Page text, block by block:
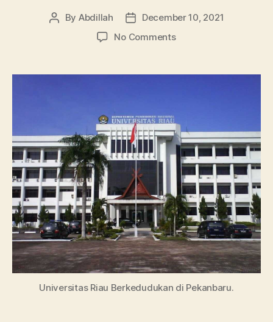
Post
By Abdillah
Post
date
December 10, 2021
No Commentson
Ini
dan
Studinya
Universitas Riau Berkedudukan di Pekanbaru.